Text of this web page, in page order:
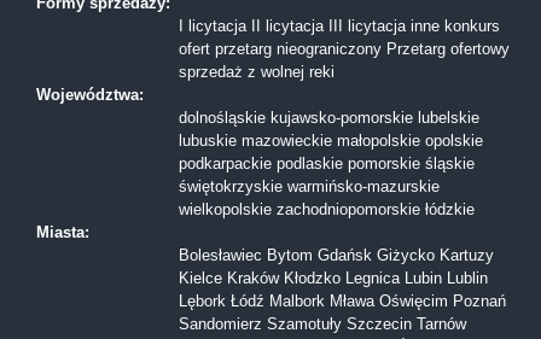
I licytacja
II licytacja III licytacja inne konkurs
ofert przetarg nieograniczony Przetarg ofertowy
sprzedaż z wolnej reki
Województwa:
dolnośląskie kujawsko-pomorskie lubelskie
lubuskie mazowieckie małopolskie opolskie
podkarpackie podlaskie pomorskie śląskie
świętokrzyskie warmińsko-mazurskie
wielkopolskie zachodniopomorskie łódzkie
Miasta:
Bolesławiec Bytom Gdańsk Giżycko Kartuzy
Kielce Kraków Kłodzko Legnica Lubin
Lublin
Lębork Łódź Malbork Mława Oświęcim Poznań
Sandomierz Szamotuły Szczecin Tarnów